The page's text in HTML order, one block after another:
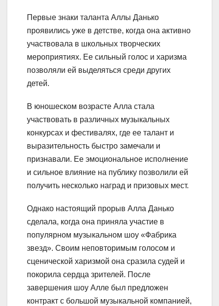
Первые знаки таланта Аллы Данько
проявились уже в детстве, когда она активно
участвовала в школьных творческих
мероприятиях. Ее сильный голос и харизма
позволяли ей выделяться среди других
детей.
В юношеском возрасте Алла стала
участвовать в различных музыкальных
конкурсах и фестивалях, где ее талант и
выразительность быстро замечали и
признавали. Ее эмоциональное исполнение
и сильное влияние на публику позволили ей
получить несколько наград и призовых мест.
Однако настоящий прорыв Алла Данько
сделала, когда она приняла участие в
популярном музыкальном шоу «Фабрика
звезд». Своим неповторимым голосом и
сценической харизмой она сразила судей и
покорила сердца зрителей. После
завершения шоу Алле был предложен
контракт с большой музыкальной компанией,